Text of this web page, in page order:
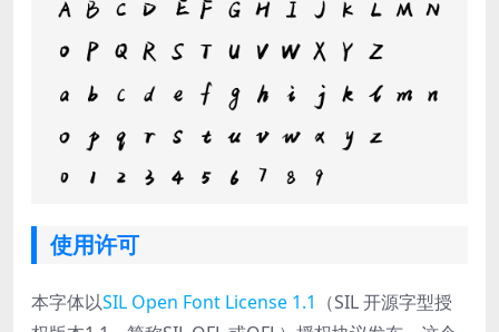
使用许可
本字体以SIL Open Font License 1.1 （SIL 开源字型授